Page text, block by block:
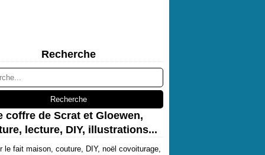
Recherche
coffre de Scrat et Gloewen,
lecture, DIY, illustrations...
le fait maison, couture, DIY, noël covoiturage,